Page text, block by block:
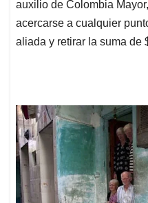
auxilio de Colombia
acercarse a cualquier
aliada y retirar la suma de